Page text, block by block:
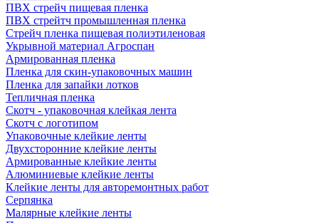
ПВХ стрейч пищевая пленка
ПВХ стрейтч промышленная пленка
Стрейч пленка пищевая полиэтиленовая
Укрывной материал Агроспан
Армированная пленка
Пленка для скин-упаковочных машин
Пленка для запайки лотков
Тепличная пленка
Скотч - упаковочная клейкая лента
Скотч с логотипом
Упаковочные клейкие ленты
Двухсторонние клейкие ленты
Армированные клейкие ленты
Алюминиевые клейкие ленты
Клейкие ленты для авторемонтных работ
Серпянка
Малярные клейкие ленты